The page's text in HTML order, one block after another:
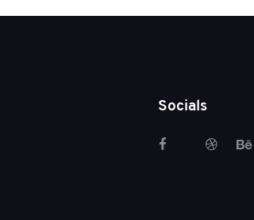
Socials